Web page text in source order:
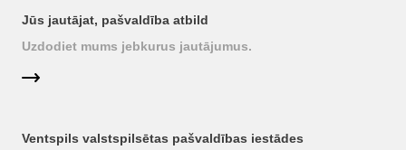
Jūs jautājat, pašvaldība atbild
Uzdodiet mums jebkurus jautājumus.
Ventspils valstspilsētas pašvaldības iestādes